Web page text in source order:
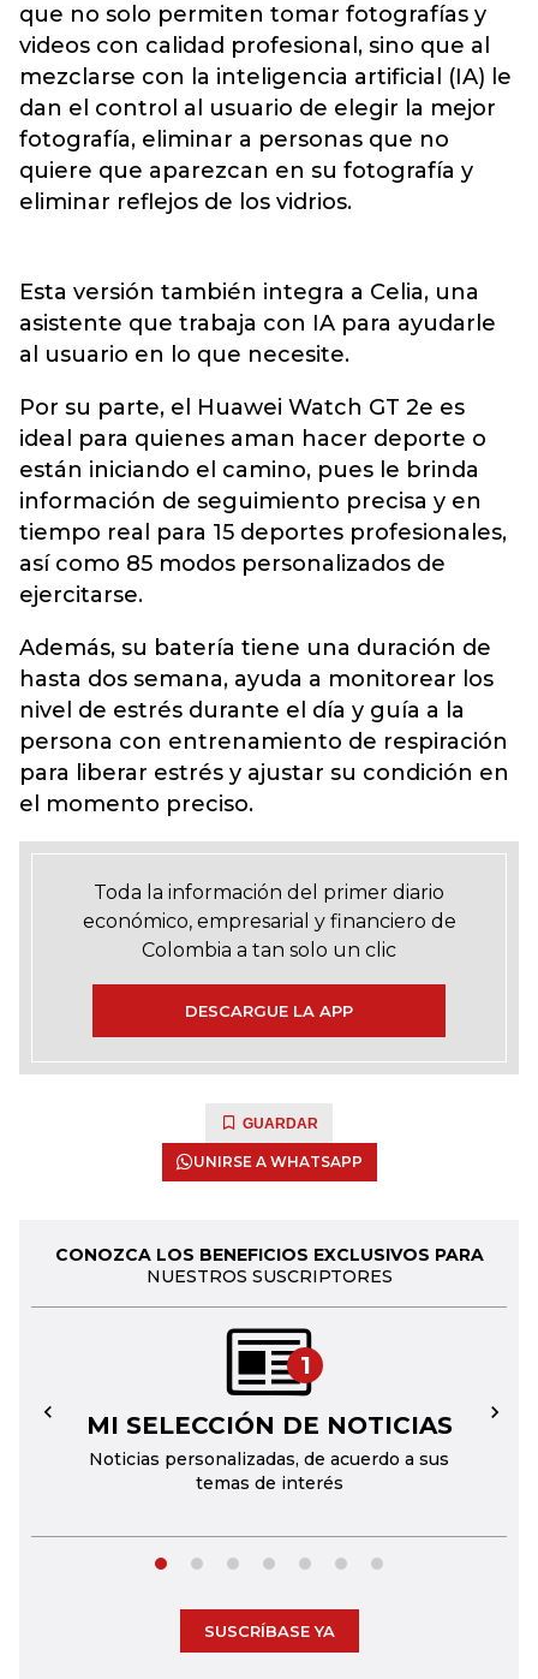
que no solo permiten tomar fotografías y
videos con calidad profesional, sino que al
mezclarse con la inteligencia artificial (IA) le
dan el control al usuario de elegir la mejor
fotografía, eliminar a personas que no
quiere que aparezcan en su fotografía y
eliminar reflejos de los vidrios.
Esta versión también integra a Celia, una
asistente que trabaja con IA para ayudarle
al usuario en lo que necesite.
Por su parte, el Huawei Watch GT 2e es
ideal para quienes aman hacer deporte o
están iniciando el camino, pues le brinda
información de seguimiento precisa y en
tiempo real para 15 deportes profesionales,
así como 85 modos personalizados de
ejercitarse.
Además, su batería tiene una duración de
hasta dos semana, ayuda a monitorear los
nivel de estrés durante el día y guía a la
persona con entrenamiento de respiración
para liberar estrés y ajustar su condición en
el momento preciso.
Toda la información del primer diario
económico, empresarial y financiero de
Colombia a tan solo un clic
DESCARGUE LA APP
GUARDAR
UNIRSE A WHATSAPP
CONOZCA LOS BENEFICIOS EXCLUSIVOS PARA
NUESTROS SUSCRIPTORES
1
MI SELECCIÓN DE NOTICIAS
Noticias personalizadas, de acuerdo a sus
temas de interés
← →
SUSCRÍBASE YA